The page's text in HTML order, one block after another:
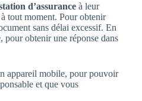
d’assurance à leur
tout moment. Pour obtenir
sans délai excessif. En
pour obtenir une réponse dans
appareil mobile, pour pouvoir
et que vous